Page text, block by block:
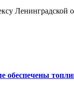
Ленинградской
обеспечены